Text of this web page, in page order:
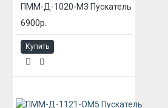
ПММ-Д-1020-М3 Пускатель
6900р.
Купить